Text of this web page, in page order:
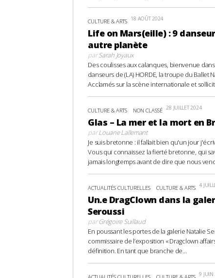
CULTURE & ARTS 18 AOÛT 2024
Life on Mars(eille) : 9
autre planète
parSarah Joyaux
Des coulisses aux calanques, bienvenue
danseurs de (LA) HORDE, la troupe du Ballet
Acclamés sur la scène internationale et
CULTURE & ARTS NON CLASSÉ 28 JUILLET 2024
Glas – La mer et la mort en
parLouane Lallemant
Je suis bretonne : il fallait bien qu'un jour
Vous qui connaissez la fierté bretonne, qui
jamais longtemps avant de dire que nous
ACTUALITÉS CULTURELLES CULTURE & ARTS 4
Un.e DragClown dans la
Seroussi
parGrégoire Suillaud
En poussant les portes de la galerie Natalie
commissaire de l’exposition « Dragclown
définition. En tant que branche de...
9